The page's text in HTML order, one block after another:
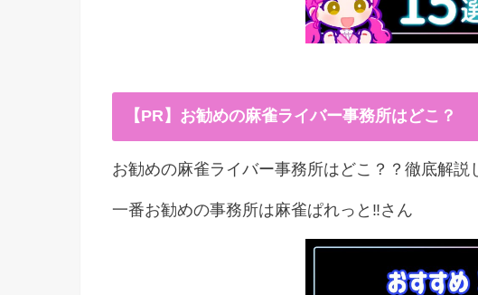
【PR】お勧めの麻雀ライバー事務所はどこ？
お勧めの麻雀ライバー事務所はどこ？？徹底解説
一番お勧めの事務所は麻雀ぱれっと‼︎さん